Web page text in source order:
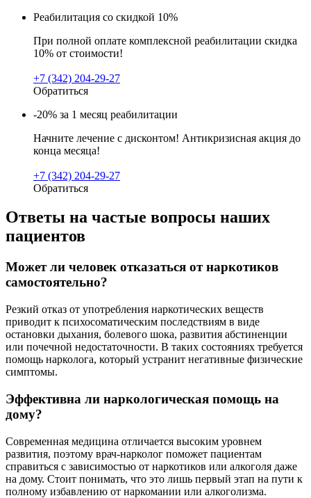
Реабилитация со скидкой 10%
При полной оплате комплексной реабилитации скидка
10% от стоимости!
+7 (342) 204-29-27
Обратиться
-20% за 1 месяц реабилитации
Начните лечение с дисконтом! Антикризисная акция до
конца месяца!
+7 (342) 204-29-27
Обратиться
Ответы на частые вопросы наших
пациентов
Может ли человек отказаться от наркотиков
самостоятельно?
Резкий отказ от употребления наркотических веществ
приводит к психосоматическим последствиям в виде
остановки дыхания, болевого шока, развития абстиненции
или почечной недостаточности. В таких состояниях требуется
помощь нарколога, который устранит негативные физические
симптомы.
Эффективна ли наркологическая помощь на
дому?
Современная медицина отличается высоким уровнем
развития, поэтому врач-нарколог поможет пациентам
справиться с зависимостью от наркотиков или алкоголя даже
на дому. Стоит понимать, что это лишь первый этап на пути к
полному избавлению от наркомании или алкоголизма.